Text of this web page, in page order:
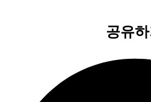
공유하